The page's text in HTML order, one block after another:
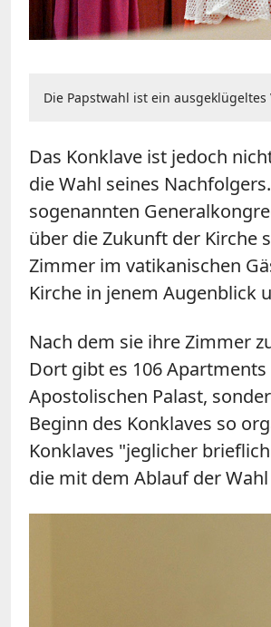
Die Papstwahl ist ein
Das Konklave ist jedoch
die Wahl seines
sogenannten
über die Zukunft der Kirche
Zimmer im vatikanischen
Kirche in jenem Augenblick
Nach dem sie ihre Zimmer
Dort gibt es 106
Apostolischen Palast,
Beginn des Konklaves so
Konklaves "jeglicher
die mit dem Ablauf der